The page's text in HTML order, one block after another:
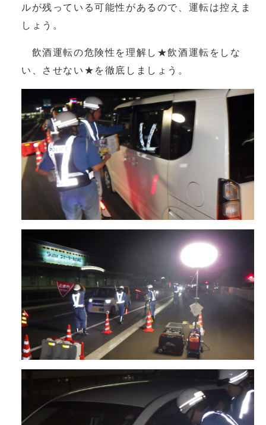
ルが残っている可能性があるので、運転は控えま
しょう。
飲酒運転の危険性を理解し★飲酒運転をしな
い、させない★を徹底しましょう。